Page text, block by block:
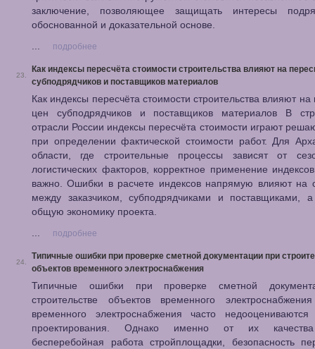
заключение, позволяющее защищать интересы
обоснованной и доказательной основе.
...
подробнее
23.
Как индексы пересчёта стоимости строительства влияют на
субподрядчиков и поставщиков материалов
Как индексы пересчёта стоимости строительства влияют
цен субподрядчиков и поставщиков материалов В
отрасли России индексы пересчёта стоимости играют
при определении фактической стоимости работ. Для
области, где строительные процессы зависят от
логистических факторов, корректное применение
важно. Ошибки в расчете индексов напрямую влияют на
между заказчиком, субподрядчиками и поставщиками,
общую экономику проекта.
...
подробнее
24.
Типичные ошибки при проверке сметной документации при
объектов временного электроснабжения
Типичные ошибки при проверке сметной
строительстве объектов временного
временного электроснабжения часто
проектирования. Однако именно от их качества
бесперебойная работа стройплощадки, безопасность